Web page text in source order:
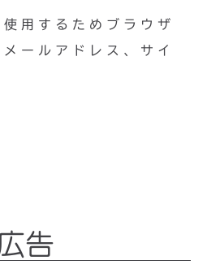
用するためブラウザ
ールアドレス、サイ
告